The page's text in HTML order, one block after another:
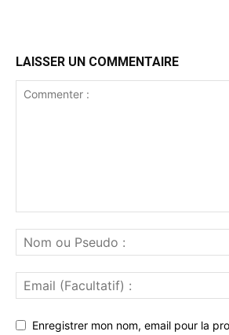
LAISSER UN COMMENTAIRE
Enregistrer mon nom, email pour la